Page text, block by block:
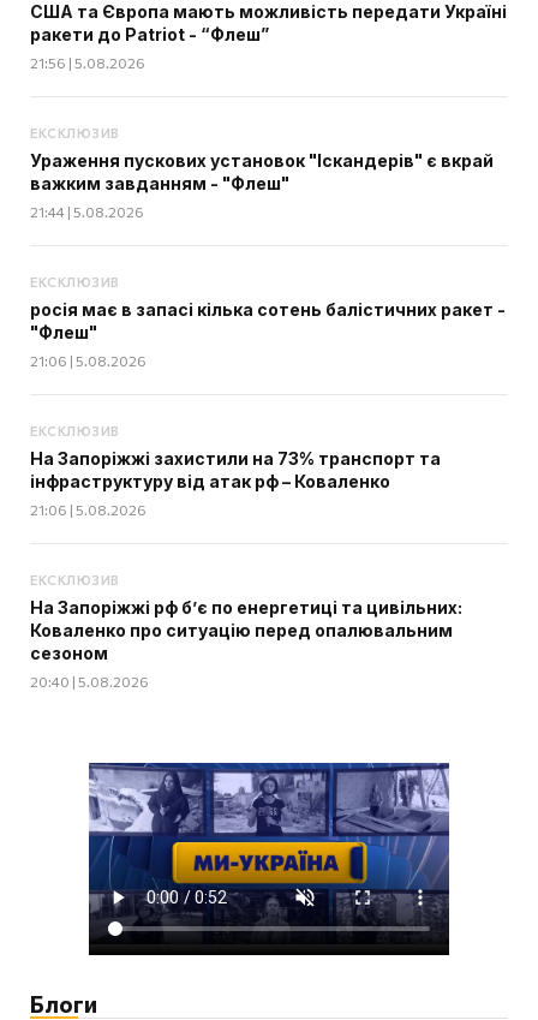
США та Європа мають можливість передати Україні
ракети до Patriot - “Флеш”
21:56 | 5.08.2026
ЕКСКЛЮЗИВ
Ураження пускових установок "Іскандерів" є вкрай
важким завданням - "Флеш"
21:44 | 5.08.2026
ЕКСКЛЮЗИВ
росія має в запасі кілька сотень балістичних ракет -
"Флеш"
21:06 | 5.08.2026
ЕКСКЛЮЗИВ
На Запоріжжі захистили на 73% транспорт та
інфраструктуру від атак рф – Коваленко
21:06 | 5.08.2026
ЕКСКЛЮЗИВ
На Запоріжжі рф б’є по енергетиці та цивільних:
Коваленко про ситуацію перед опалювальним
сезоном
20:40 | 5.08.2026
Блоги